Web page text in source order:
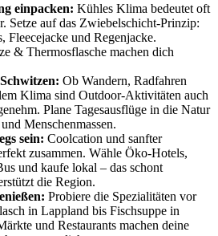
einpacken: Kühles Klima bedeutet oft
Setze auf das Zwiebelschicht-Prinzip:
Fleecejacke und Regenjacke.
& Thermosflasche machen dich
Ob Wandern, Radfahren
Klima sind Outdoor-Aktivitäten auch
Plane Tagesausflüge in die Natur
Menschenmassen.
sein: Coolcation und sanfter
zusammen. Wähle Öko-Hotels,
und kaufe lokal – das schont
die Region.
Probiere die Spezialitäten vor
in Lappland bis Fischsuppe in
und Restaurants machen deine